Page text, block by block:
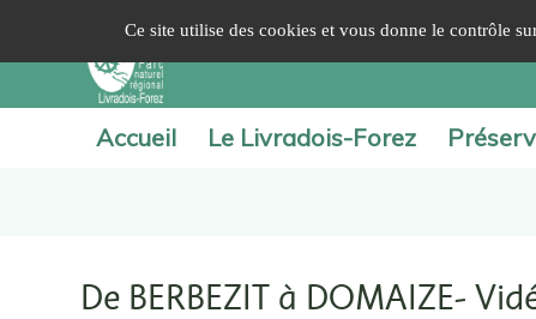
Accueil Le Livradois-Forez
De BERBEZIT à DOMAIZE-
Ce site utilise des cookies et vous donne le contrôle